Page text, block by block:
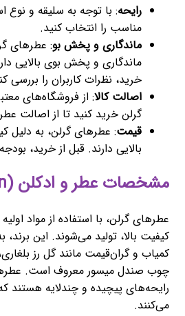
رایحه: با توجه به سلیقه و نوع
مناسب را انتخاب کنید.
ماندگاری و پخش بو: عطرهای
ماندگاری و پخش بوی بالایی
خرید، نظرات کاربران را بررسی
اصالت کالا: از فروشگاه‌های
گرلن خرید کنید تا از اصالت
قیمت: عطرهای گرلن، به دلیل
بالایی دارند. قبل از خرید،
مشخصات عطر و ادکلن (Guerlain) گرلن
عطرهای گرلن، با استفاده از مواد
کیفیت بالا، تولید می‌شوند. این برند،
کمیاب و گران‌قیمت مانند گل رز
چوب صندل ميسور معروف است.
رایحه‌های پیچیده و چندلایه هستند
می‌کنند.